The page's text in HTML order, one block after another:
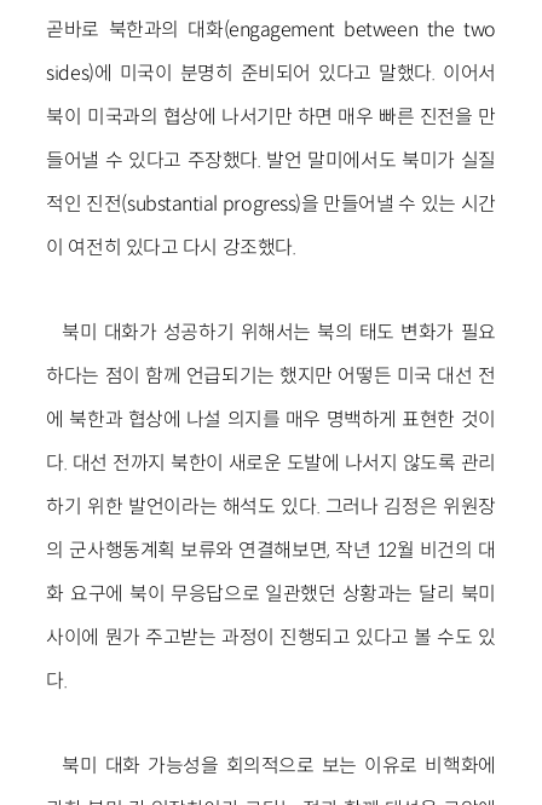
곧바로 북한과의 대화(engagement between the two
sides)에 미국이 분명히 준비되어 있다고 말했다. 이어서
북이 미국과의 협상에 나서기만 하면 매우 빠른 진전을 만
들어낼 수 있다고 주장했다. 발언 말미에서도 북미가 실질
적인 진전(substantial progress)을 만들어낼 수 있는 시간
이 여전히 있다고 다시 강조했다.
북미 대화가 성공하기 위해서는 북의 태도 변화가 필요
하다는 점이 함께 언급되기는 했지만 어떻든 미국 대선 전
에 북한과 협상에 나설 의지를 매우 명백하게 표현한 것이
다. 대선 전까지 북한이 새로운 도발에 나서지 않도록 관리
하기 위한 발언이라는 해석도 있다. 그러나 김정은 위원장
의 군사행동계획 보류와 연결해보면, 작년 12월 비건의 대
화 요구에 북이 무응답으로 일관했던 상황과는 달리 북미
사이에 뭔가 주고받는 과정이 진행되고 있다고 볼 수도 있
다.
북미 대화 가능성을 회의적으로 보는 이유로 비핵화에